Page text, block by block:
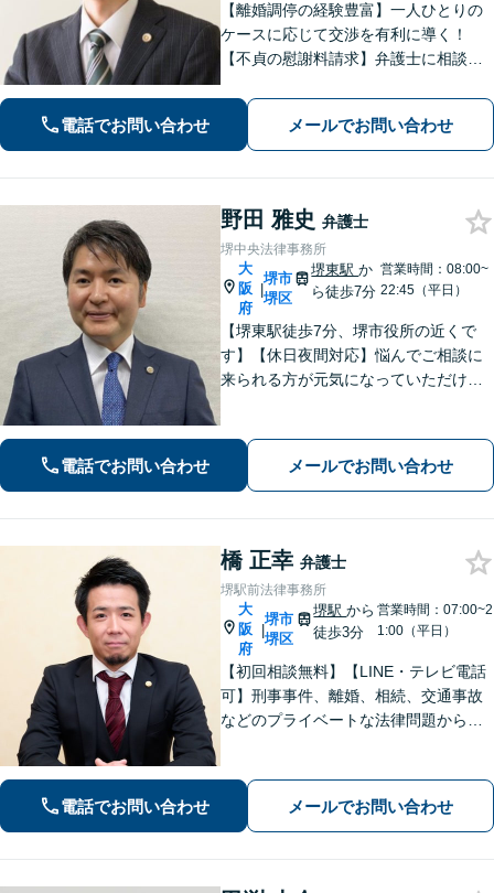
【離婚調停の経験豊富】一人ひとりの
ケースに応じて交渉を有利に導く！
【不貞の慰謝料請求】弁護士に相談す
の証拠収集アドバイス【親権・養育
費・面会交流の問題にも対応】【北野
田駅3分】【完全個室で秘密厳守】
電話でお問い合わせ メールでお問い合わせ
野田 雅史 弁護士
堺中央法律事務所
大
阪
府
|
堺市
堺区
堺東駅か
ら徒歩7分
営業時間：08:00~
22:45（平日）
【堺東駅徒歩7分、堺市役所の近くで
す】【休日夜間対応】悩んでご相談に
来られる方が元気になっていただける
ください。分野によっては、初回30分
間の無料相談を実施しております。
電話でお問い合わせ メールでお問い合わせ
橋 正幸 弁護士
堺駅前法律事務所
大
阪
府
|
堺市
堺区
堺駅から
徒歩3分
営業時間：07:00~2
1:00（平日）
【初回相談無料】【LINE・テレビ電話
可】刑事事件、離婚、相続、交通事故
などのプライベートな法律問題から、
広く対応。トラブル解決のための身近
な相談相手として、お気軽にご連絡く
電話でお問い合わせ メールでお問い合わせ